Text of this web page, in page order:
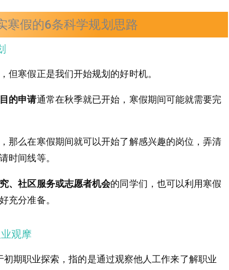
寒假的6条科学规划思路
但寒假正是我们开始规划的好时机。
的申请通常在秋季就已开始，寒假期间可能就需要完
，那么在寒假期间就可以开始了解感兴趣的岗位，弄清
时间线等。
、社区服务或志愿者机会的同学们，也可以利用寒假
充分准备。
观摩
初期职业探索，指的是通过观察他人工作来了解职业